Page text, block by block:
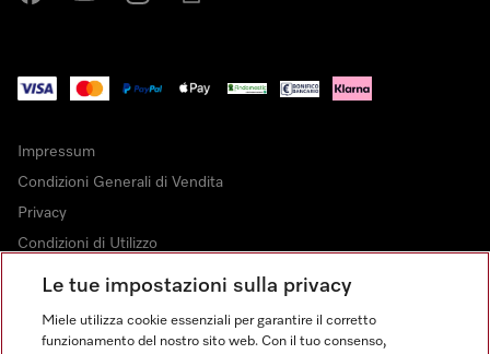
Impressum
Condizioni Generali di Vendita
Privacy
Condizioni di Utilizzo
Dichiarazione di Accessibilità
Legge sui servizi digitali
Le tue impostazioni sulla privacy
Miele utilizza cookie essenziali per garantire il corretto
funzionamento del nostro sito web. Con il tuo consenso,